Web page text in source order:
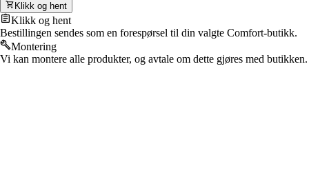
Klikk og hent
Klikk og hent
Bestillingen sendes som en forespørsel til din valgte Comfort-butikk.
Montering
Vi kan montere alle produkter, og avtale om dette gjøres med butikken.